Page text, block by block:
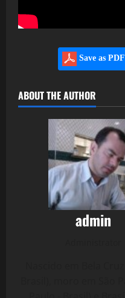
Save as PDF
ABOUT THE AUTHOR
admin